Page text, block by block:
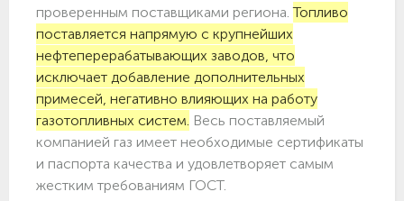
проверенным поставщиками региона.Топливо
поставляется напрямую с крупнейших
нефтеперерабатывающих заводов, что
исключает добавление дополнительных
примесей, негативно влияющих на работу
газотопливных систем. Весь поставляемый
компанией газ имеет необходимые сертификаты
и паспорта качества и удовлетворяет самым
жестким требованиям ГОСТ.